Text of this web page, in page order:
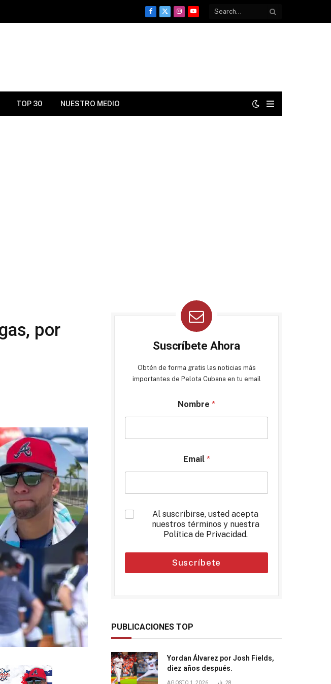
Facebook
X
InstagramYouTube
TOP 30 NUESTRO MEDIO
por
×
Suscríbete Ahora
Obtén de forma gratis las noticias más
importantes de Pelota Cubana en tu email
Nombre *
Email *
*
Al suscribirse, usted acepta
nuestros términos y nuestra
Política de Privacidad.
Suscríbete
PUBLICACIONES TOP
Yordan Álvarez por Josh Fields,
diez años después.
AGOSTO 1, 2026 28